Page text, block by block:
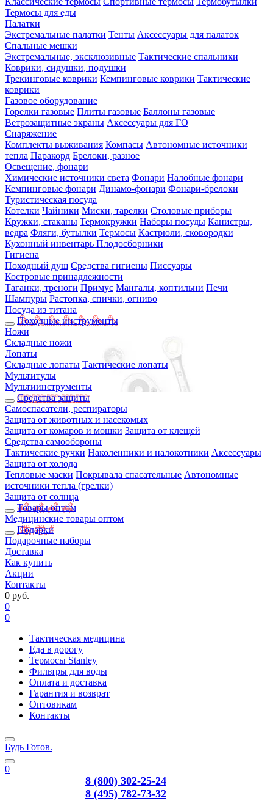
Термосы для еды
Палатки
Экстремальные палатки Тенты Аксессуары для палаток
Спальные мешки
Экстремальные, эксклюзивные Тактические спальники
Коврики, сидушки, подушки
Трекинговые коврики Кемпинговые коврики Тактические
коврики
Газовое оборудование
Горелки газовые Плиты газовые Баллоны газовые
Ветрозащитные экраны Аксессуары для ГО
Снаряжение
Комплекты выживания Компасы Автономные источники
тепла Паракорд Брелоки, разное
Освещение, фонари
Химические источники света Фонари Налобные фонари
Кемпинговые фонари Динамо-фонари Фонари-брелоки
Туристическая посуда
Котелки Чайники Миски, тарелки Столовые приборы
Кружки, стаканы Термокружки Наборы посуды Канистры,
ведра Фляги, бутылки Термосы Кастрюли, сковородки
Кухонный инвентарь Плодосборники
Гигиена
Походный душ Средства гигиены Писсуары
Костровые принадлежности
Таганки, треноги Примус Мангалы, коптильни Печи
Шампуры Растопка, спички, огниво
Посуда из титана
Походные инструменты
Ножи
Складные ножи
Лопаты
Складные лопаты Тактические лопаты
Мультитулы
Мультиинструменты
Средства защиты
Самоспасатели, респираторы
Защита от животных и насекомых
Защита от комаров и мошки Защита от клещей
Средства самообороны
Тактические ручки Наколенники и налокотники Аксессуары
Защита от холода
Тепловые маски Покрывала спасательные Автономные
источники тепла (грелки)
Защита от солнца
Товары оптом
Медицинские товары оптом
Подарки
Подарочные наборы
Доставка
Как купить
Акции
Контакты
0 руб.
0
0
Тактическая медицина
Еда в дорогу
Термосы Stanley
Фильтры для воды
Оплата и доставка
Гарантия и возврат
Оптовикам
Контакты
Будь Готов.
0
8 (800) 302-25-24
8 (495) 782-73-32